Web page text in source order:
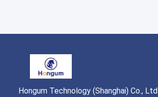
Hongum Technology (Shanghai) Co., Ltd